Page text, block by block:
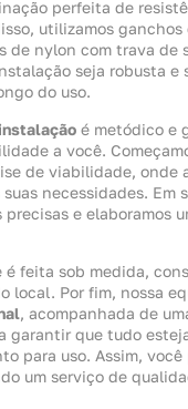
perfeita de
utilizamos ganchos
de nylon com trava de
seja robusta e
do uso.
é metódico e
a você.
de viabilidade, onde
necessidades. Em
precisas e elaboramos
é feita sob medida,
local. Por fim, nossa
, acompanhada de
garantir que tudo
para uso. Assim,
um serviço de